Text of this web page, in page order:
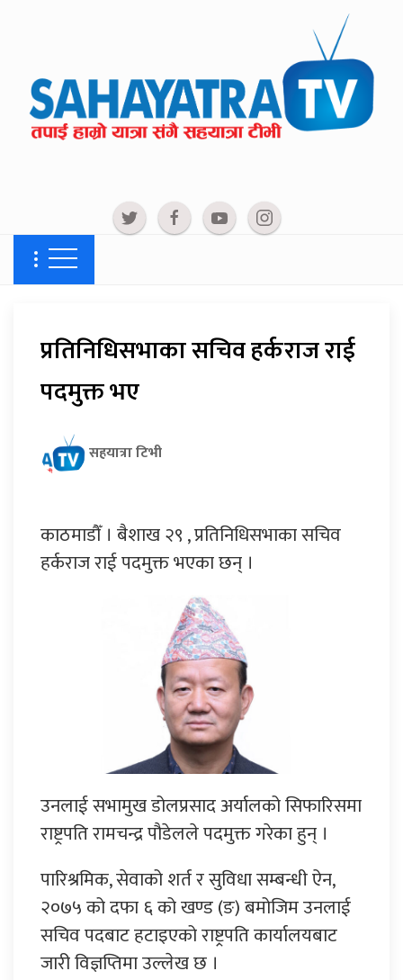
प्रतिनिधिसभाका सचिव हर्कराज राई
पदमुक्त भए
सहयात्रा टिभी
काठमाडौँ । बैशाख २९ , प्रतिनिधिसभाका सचिव
हर्कराज राई पदमुक्त भएका छन् ।
उनलाई सभामुख डोलप्रसाद अर्यालको सिफारिसमा
राष्ट्रपति रामचन्द्र पौडेलले पदमुक्त गरेका हुन् ।
पारिश्रमिक, सेवाको शर्त र सुविधा सम्बन्धी ऐन,
२०७५ को दफा ६ को खण्ड (ङ) बमोजिम उनलाई
सचिव पदबाट हटाइएको राष्ट्रपति कार्यालयबाट
जारी विज्ञप्तिमा उल्लेख छ ।